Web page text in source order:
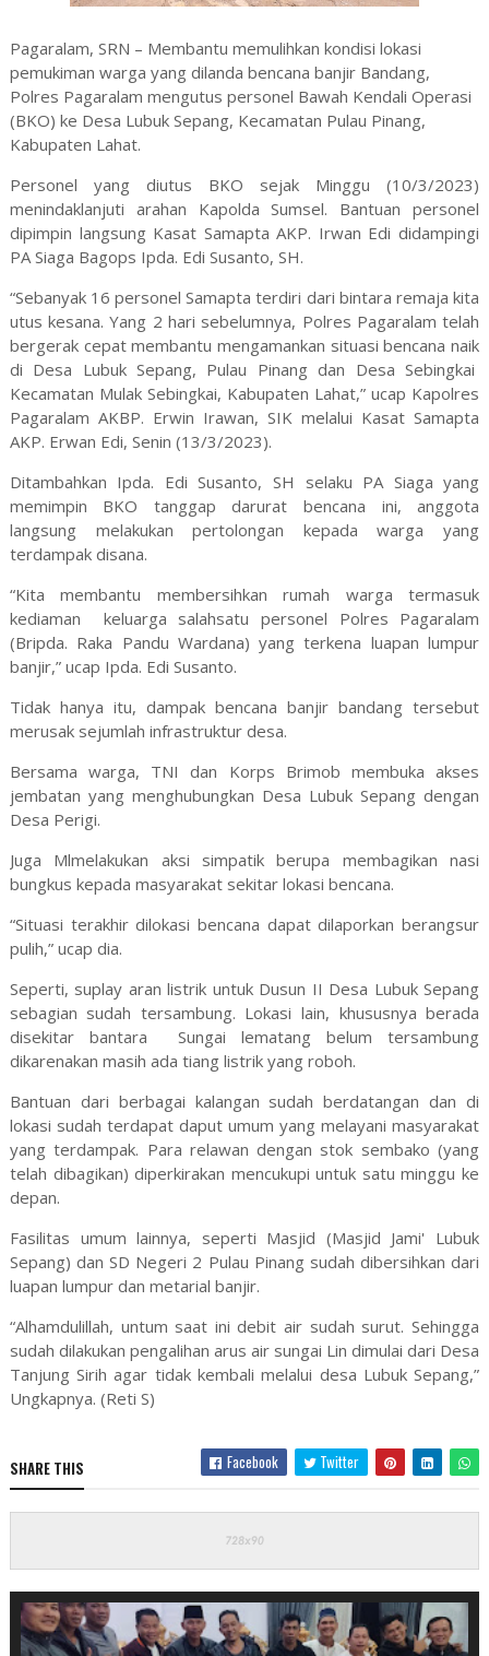
Pagaralam, SRN – Membantu memulihkan kondisi lokasi
pemukiman warga yang dilanda bencana banjir Bandang,
Polres Pagaralam mengutus personel Bawah Kendali Operasi
(BKO) ke Desa Lubuk Sepang, Kecamatan Pulau Pinang,
Kabupaten Lahat.
Personel yang diutus BKO sejak Minggu (10/3/2023)
menindaklanjuti arahan Kapolda Sumsel. Bantuan personel
dipimpin langsung Kasat Samapta AKP. Irwan Edi didampingi
PA Siaga Bagops Ipda. Edi Susanto, SH.
“Sebanyak 16 personel Samapta terdiri dari bintara remaja kita
utus kesana. Yang 2 hari sebelumnya, Polres Pagaralam telah
bergerak cepat membantu mengamankan situasi bencana naik
di Desa Lubuk Sepang, Pulau Pinang dan Desa Sebingkai
Kecamatan Mulak Sebingkai, Kabupaten Lahat,” ucap Kapolres
Pagaralam AKBP. Erwin Irawan, SIK melalui Kasat Samapta
AKP. Erwan Edi, Senin (13/3/2023).
Ditambahkan Ipda. Edi Susanto, SH selaku PA Siaga yang
memimpin BKO tanggap darurat bencana ini, anggota
langsung melakukan pertolongan kepada warga yang
terdampak disana.
“Kita membantu membersihkan rumah warga termasuk
kediaman keluarga salahsatu personel Polres Pagaralam
(Bripda. Raka Pandu Wardana) yang terkena luapan lumpur
banjir,” ucap Ipda. Edi Susanto.
Tidak hanya itu, dampak bencana banjir bandang tersebut
merusak sejumlah infrastruktur desa.
Bersama warga, TNI dan Korps Brimob membuka akses
jembatan yang menghubungkan Desa Lubuk Sepang dengan
Desa Perigi.
Juga Mlmelakukan aksi simpatik berupa membagikan nasi
bungkus kepada masyarakat sekitar lokasi bencana.
“Situasi terakhir dilokasi bencana dapat dilaporkan berangsur
pulih,” ucap dia.
Seperti, suplay aran listrik untuk Dusun II Desa Lubuk Sepang
sebagian sudah tersambung. Lokasi lain, khususnya berada
disekitar bantara Sungai lematang belum tersambung
dikarenakan masih ada tiang listrik yang roboh.
Bantuan dari berbagai kalangan sudah berdatangan dan di
lokasi sudah terdapat daput umum yang melayani masyarakat
yang terdampak. Para relawan dengan stok sembako (yang
telah dibagikan) diperkirakan mencukupi untuk satu minggu ke
depan.
Fasilitas umum lainnya, seperti Masjid (Masjid Jami' Lubuk
Sepang) dan SD Negeri 2 Pulau Pinang sudah dibersihkan dari
luapan lumpur dan metarial banjir.
“Alhamdulillah, untum saat ini debit air sudah surut. Sehingga
sudah dilakukan pengalihan arus air sungai Lin dimulai dari Desa
Tanjung Sirih agar tidak kembali melalui desa Lubuk Sepang,”
Ungkapnya. (Reti S)
SHARE THIS Facebook Twitter